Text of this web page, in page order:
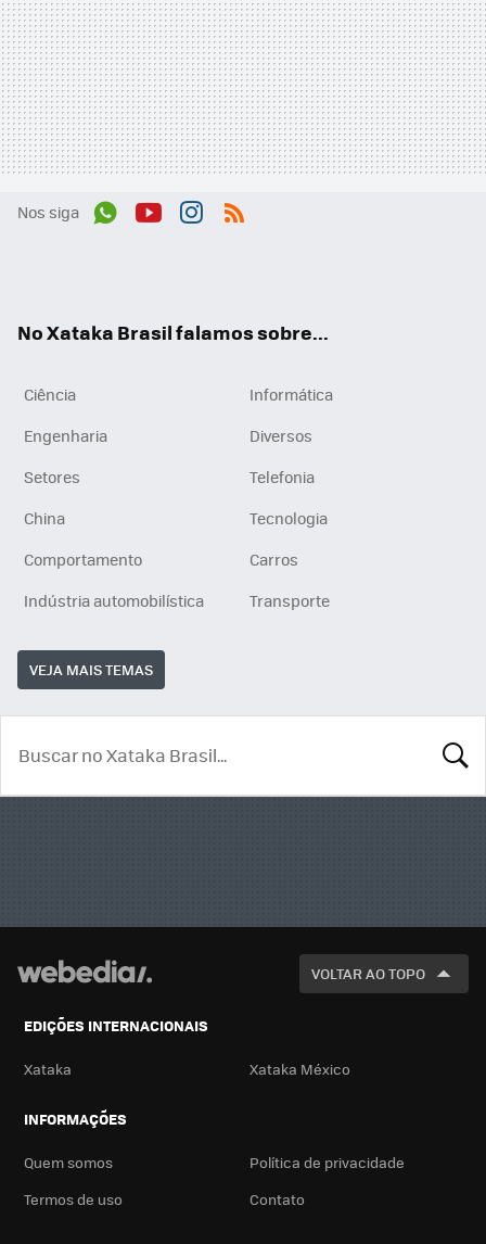
Nos siga
No Xataka Brasil falamos sobre...
Ciência
Informática
Engenharia
Diversos
Setores
Telefonia
China
Tecnologia
Comportamento
Carros
Indústria automobilística
Transporte
VEJA MAIS TEMAS
VOLTAR AO TOPO
EDIÇÕES INTERNACIONAIS
Xataka Xataka México
INFORMAÇÕES
Quem somos
Política de privacidade
Termos de uso
Contato